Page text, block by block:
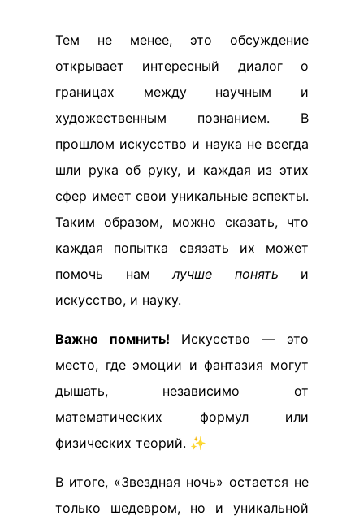
Тем не менее, это обсуждение
открывает интересный диалог о
границах между научным и
художественным познанием. В
прошлом искусство и наука не всегда
шли рука об руку, и каждая из этих
сфер имеет свои уникальные аспекты.
Таким образом, можно сказать, что
каждая попытка связать их может
помочь намлучше понять и
искусство, и науку.
Важно помнить! Искусство — это
место, где эмоции и фантазия могут
дышать, независимо от
математических формул или
физических теорий. ✨
В итоге, «Звездная ночь» остается не
только шедевром, но и уникальной